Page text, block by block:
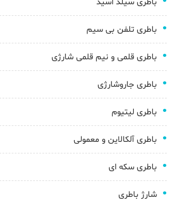
باطری سیلد اسید
باطری تلفن بی سیم
باطری قلمی و نیم قلمی شارژی
باطری جاروشارژی
باطری لیتیوم
باطری آلکالاین و معمولی
باطری سکه ای
شارژ باطری